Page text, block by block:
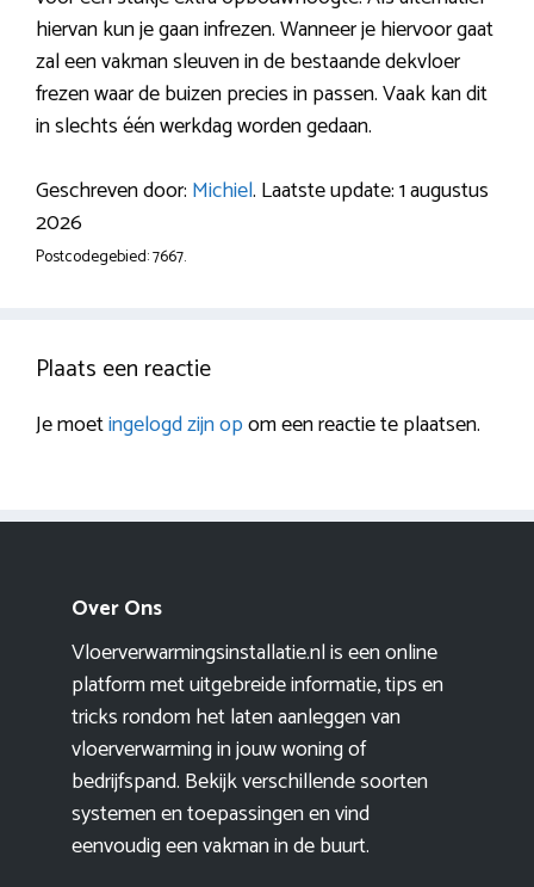
hiervan kun je gaan infrezen. Wanneer je hiervoor gaat
zal een vakman sleuven in de bestaande dekvloer
frezen waar de buizen precies in passen. Vaak kan dit
in slechts één werkdag worden gedaan.
Geschreven door: Michiel. Laatste update: 1 augustus
2026
Postcodegebied: 7667.
Plaats een reactie
Je moetingelogd zijn opom een reactie te plaatsen.
Over Ons
Vloerverwarmingsinstallatie.nl is een online
platform met uitgebreide informatie, tips en
tricks rondom het laten aanleggen van
vloerverwarming in jouw woning of
bedrijfspand. Bekijk verschillende soorten
systemen en toepassingen en vind
eenvoudig een vakman in de buurt.